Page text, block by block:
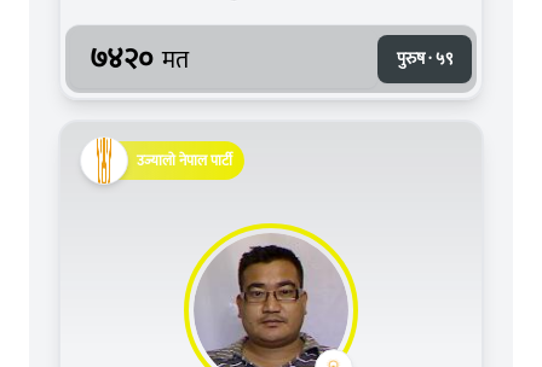
७४२० मत पुरुष · ५९
उज्यालो नेपाल पार्टी